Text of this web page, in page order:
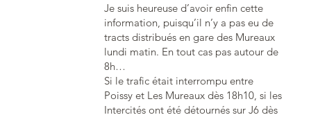
Je suis heureuse d’avoir enfin cette
information, puisqu’il n’y a pas eu de
tracts distribués en gare des Mureaux
lundi matin. En tout cas pas autour de
8h…
Si le trafic était interrompu entre
Poissy et Les Mureaux dès 18h10, si les
Intercités ont été détournés sur J6 dès